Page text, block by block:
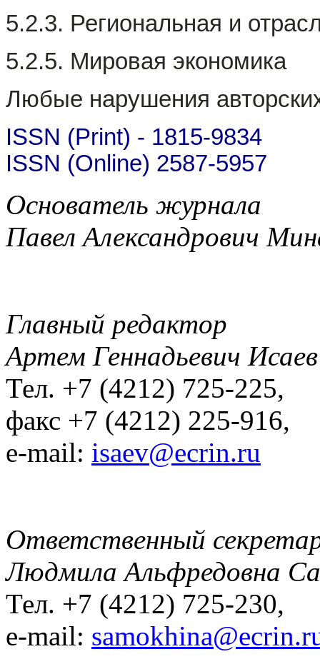
5.2.3. Региональная и
5.2.5. Мировая экономика
Любые нарушения
ISSN (Print) - 1815-9834
ISSN (Online) 2587-5957
Основатель журнала
Павел Александрович
Главный редактор
Артем Геннадьевич Исаев
Тел. +7 (4212) 725-225,
факс +7 (4212) 225-916,
e-mail: isaev@ecrin.ru
Ответственный
Людмила Альфредовна
Тел. +7 (4212) 725-230,
e-mail: